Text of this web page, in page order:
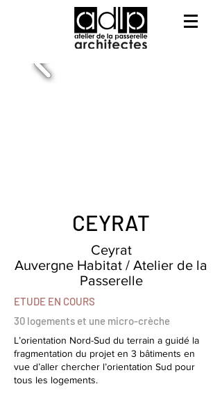
CEYRAT
Ceyrat
Auvergne Habitat / Atelier de la
Passerelle
ETUDE EN COURS
30 logements et une micro-crèche
L’orientation Nord-Sud du terrain a guidé la
fragmentation du projet en 3 bâtiments en
vue d’aller chercher l’orientation Sud pour
tous les logements.